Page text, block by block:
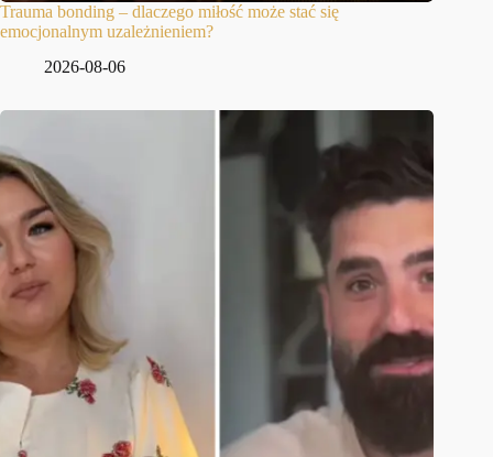
Trauma bonding – dlaczego miłość może stać się
emocjonalnym uzależnieniem?
2026-08-06